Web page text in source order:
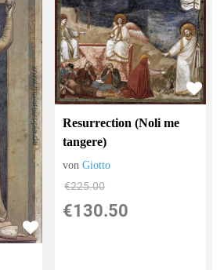
Resurrection (Noli me
tangere)
vonGiotto
€225.00
€130.50